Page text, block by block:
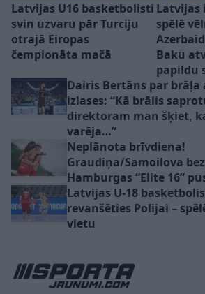
Latvijas U16 basketbolisti
svin uzvaru pār Turciju
otrajā Eiropas
čempionāta mačā
Latvijas
spēlē
Baku
papildu
Dairis Bertāns par brāļa
izlases: “Kā brālis
direktoram man šķiet,
varēja…”
Neplānota brīvdiena!
Graudiņa/Samoilova
Hamburgas “Elite 16”
Latvijas U-18
revanšēties Polijai –
vietu